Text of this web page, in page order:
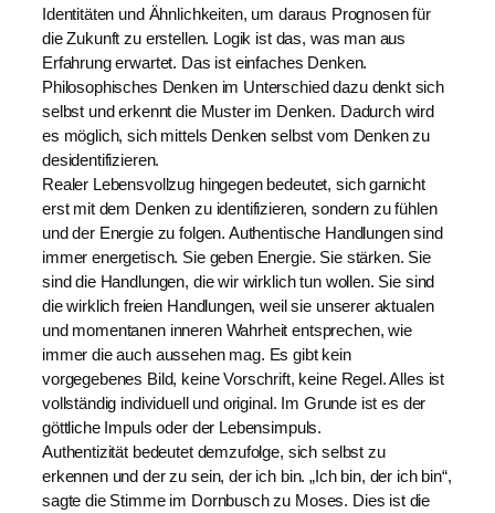
Identitäten und Ähnlichkeiten, um daraus Prognosen für
die Zukunft zu erstellen. Logik ist das, was man aus
Erfahrung erwartet. Das ist einfaches Denken.
Philosophisches Denken im Unterschied dazu denkt sich
selbst und erkennt die Muster im Denken. Dadurch wird
es möglich, sich mittels Denken selbst vom Denken zu
desidentifizieren.
Realer Lebensvollzug hingegen bedeutet, sich garnicht
erst mit dem Denken zu identifizieren, sondern zu fühlen
und der Energie zu folgen. Authentische Handlungen sind
immer energetisch. Sie geben Energie. Sie stärken. Sie
sind die Handlungen, die wir wirklich tun wollen. Sie sind
die wirklich freien Handlungen, weil sie unserer aktualen
und momentanen inneren Wahrheit entsprechen, wie
immer die auch aussehen mag. Es gibt kein
vorgegebenes Bild, keine Vorschrift, keine Regel. Alles ist
vollständig individuell und original. Im Grunde ist es der
göttliche Impuls oder der Lebensimpuls.
Authentizität bedeutet demzufolge, sich selbst zu
erkennen und der zu sein, der ich bin. „Ich bin, der ich bin“,
sagte die Stimme im Dornbusch zu Moses. Dies ist die